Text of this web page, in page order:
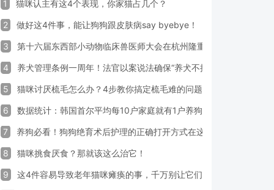
1 猫咪认主有这4个表现，你家猫占几个？
2 做好这4件事，能让狗狗跟皮肤病say byebye！
3 第十六届东西部小动物临床兽医师大会在杭州隆重开幕
4 养犬管理条例一周年！法官以案说法确保“养犬不掉链”
5 猫咪讨厌梳毛怎么办？4步教你搞定梳毛难的问题！
6 数据统计：韩国首尔平均每10户家庭就有1户养狗
7 养狗必看！狗狗绝育术后护理的正确打开方式在这里
8 猫咪挑食厌食？那就该这么治它！
9 这4件容易导致老年猫咪瘫痪的事，千万别让它们做！